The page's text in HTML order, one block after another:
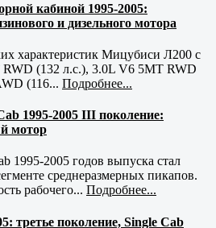
кабиной 1995-2005:
и дизельного мотора
характеристик Мицубиси Л200 с
(132 л.с.), 3.0L V6 5MT RWD
(116... Подробнее...
1995-2005 III поколение:
мотор
1995-2005 годов выпуска стал
среднеразмерных пикапов.
рабочего... Подробнее...
третье поколение, Single Cab